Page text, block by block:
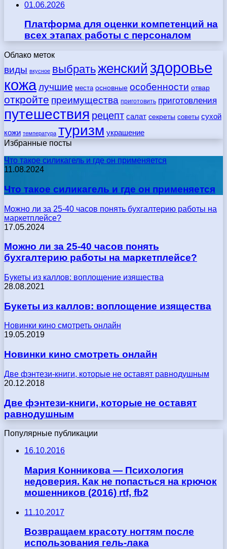
01.06.2026
Платформа для оценки компетенций на
всех этапах работы с персоналом
Облако меток
виды вкусное выбратьженский здоровье
кожалучшие места основные особенности отвар
откройте преимущества приготовить приготовления
путешествия рецепт салат секреты советы сухой
кожи температура туризм украшение
Избранные посты
Что такое силикагель и где он применяется
11.08.2024
Что такое силикагель и где он применяется
Можно ли за 25-40 часов понять бухгалтерию работы на
маркетплейсе?
17.05.2024
Можно ли за 25-40 часов понять
бухгалтерию работы на маркетплейсе?
Букеты из каллов: воплощение изящества
28.08.2021
Букеты из каллов: воплощение изящества
Новинки кино смотреть онлайн
19.05.2019
Новинки кино смотреть онлайн
Две фэнтези-книги, которые не оставят равнодушным
20.12.2018
Две фэнтези-книги, которые не оставят
равнодушным
Популярные публикации
16.10.2016
Мария Конникова — Психология
недоверия. Как не попасться на крючок
мошенников (2016) rtf, fb2
11.10.2017
Возвращаем красоту ногтям после
использования гель-лака